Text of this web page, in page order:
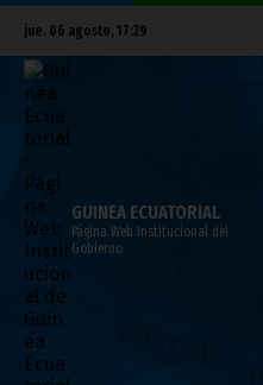
jue. 06 agosto, 17:29
GUINEA ECUATORIAL
Página Web Institucional del
Gobierno
UNOCA felicita la
Obiang Mangue en
ecuatoguineana